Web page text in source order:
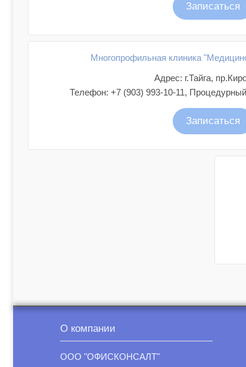
Записаться
Многопрофильная клиника
Адрес: г.Тайга,
Телефон: +7 (903) 993-10-11,
Записаться
О компании
ООО "ОФИСКОНСАЛТ"